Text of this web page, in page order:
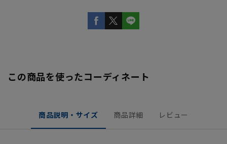
この商品を使ったコーディネート
商品説明・サイズ 商品詳細 レビュー